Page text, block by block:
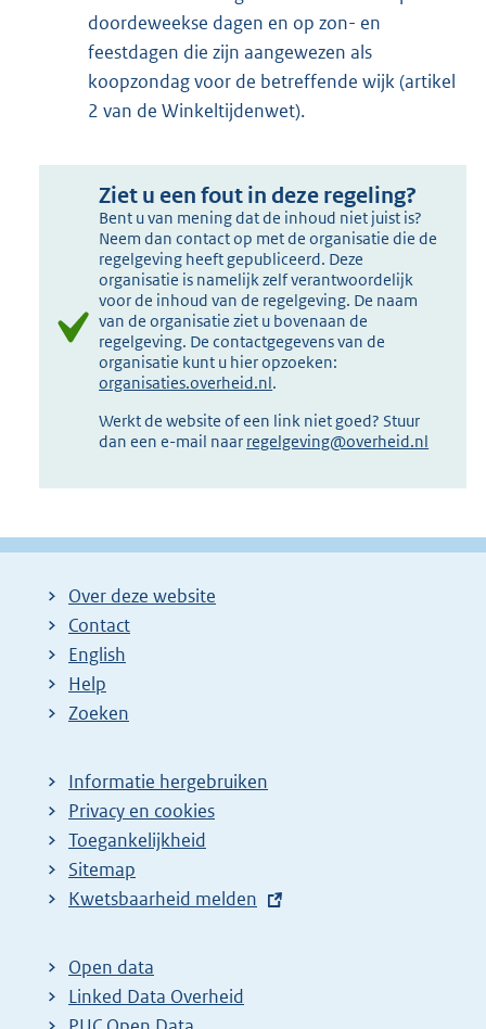
doordeweekse dagen en op zon- en
feestdagen die zijn aangewezen als
koopzondag voor de betreffende wijk (artikel
2 van de Winkeltijdenwet).
Ziet u een fout in deze regeling?
Bent u van mening dat de inhoud niet juist is?
Neem dan contact op met de organisatie die de
regelgeving heeft gepubliceerd. Deze
organisatie is namelijk zelf verantwoordelijk
voor de inhoud van de regelgeving. De naam
van de organisatie ziet u bovenaan de
regelgeving. De contactgegevens van de
organisatie kunt u hier opzoeken:
organisaties.overheid.nl.
Werkt de website of een link niet goed? Stuur
dan een e-mail naar regelgeving@overheid.nl
Over deze website
Contact
English
Help
Zoeken
Informatie hergebruiken
Privacy en cookies
Toegankelijkheid
Sitemap
E
t
e
r
Kwetsbaarheid melden
Open data
Linked Data Overheid